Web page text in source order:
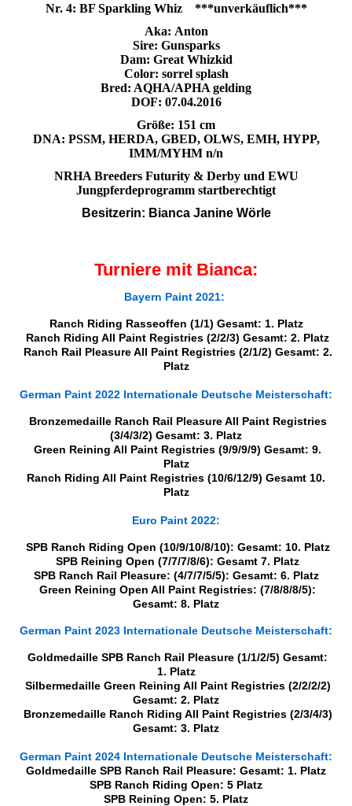
Nr. 4: BF Sparkling Whiz ***unverkäuflich***
Aka: Anton
Sire: Gunsparks
Dam: Great Whizkid
Color: sorrel splash
Bred: AQHA/APHA gelding
DOF: 07.04.2016
Größe: 151 cm
DNA: PSSM, HERDA, GBED, OLWS, EMH, HYPP,
IMM/MYHM n/n
NRHA Breeders Futurity & Derby und EWU
Jungpferdeprogramm startberechtigt
Besitzerin: Bianca Janine Wörle
Turniere mit Bianca:
Bayern Paint 2021:
Ranch Riding Rasseoffen (1/1) Gesamt: 1. Platz
Ranch Riding All Paint Registries (2/2/3) Gesamt: 2. Platz
Ranch Rail Pleasure All Paint Registries (2/1/2) Gesamt: 2.
Platz
German Paint 2022 Internationale Deutsche Meisterschaft:
Bronzemedaille Ranch Rail Pleasure All Paint Registries
(3/4/3/2) Gesamt: 3. Platz
Green Reining All Paint Registries (9/9/9/9) Gesamt: 9.
Platz
Ranch Riding All Paint Registries (10/6/12/9) Gesamt 10.
Platz
Euro Paint 2022:
SPB Ranch Riding Open (10/9/10/8/10): Gesamt: 10. Platz
SPB Reining Open (7/7/7/8/6): Gesamt 7. Platz
SPB Ranch Rail Pleasure: (4/7/7/5/5): Gesamt: 6. Platz
Green Reining Open All Paint Registries: (7/8/8/8/5):
Gesamt: 8. Platz
German Paint 2023 Internationale Deutsche Meisterschaft:
Goldmedaille SPB Ranch Rail Pleasure (1/1/2/5) Gesamt:
1. Platz
Silbermedaille Green Reining All Paint Registries (2/2/2/2)
Gesamt: 2. Platz
Bronzemedaille Ranch Riding All Paint Registries (2/3/4/3)
Gesamt: 3. Platz
German Paint 2024 Internationale Deutsche Meisterschaft:
Goldmedaille SPB Ranch Rail Pleasure: Gesamt: 1. Platz
SPB Ranch Riding Open: 5 Platz
SPB Reining Open: 5. Platz